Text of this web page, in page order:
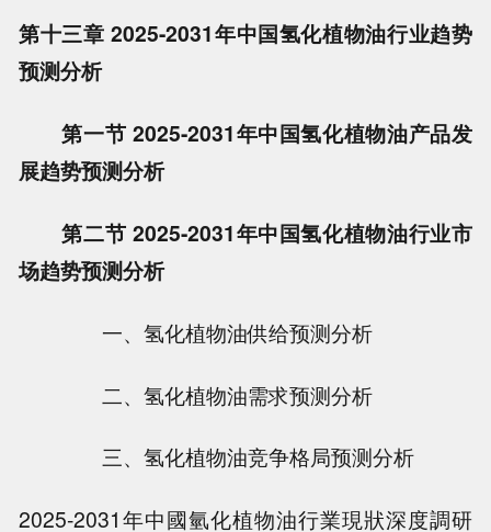
第十三章 2025-2031年中国氢化植物油行业趋势
预测分析
第一节 2025-2031年中国氢化植物油产品发
展趋势预测分析
第二节 2025-2031年中国氢化植物油行业市
场趋势预测分析
一、氢化植物油供给预测分析
二、氢化植物油需求预测分析
三、氢化植物油竞争格局预测分析
2025-2031年中國氫化植物油行業現狀深度調研